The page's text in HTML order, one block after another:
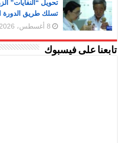
تحويل “النفايات”
تسلك طريق الدورة
8 أغسطس، 2026
تابعنا على فيسبوك